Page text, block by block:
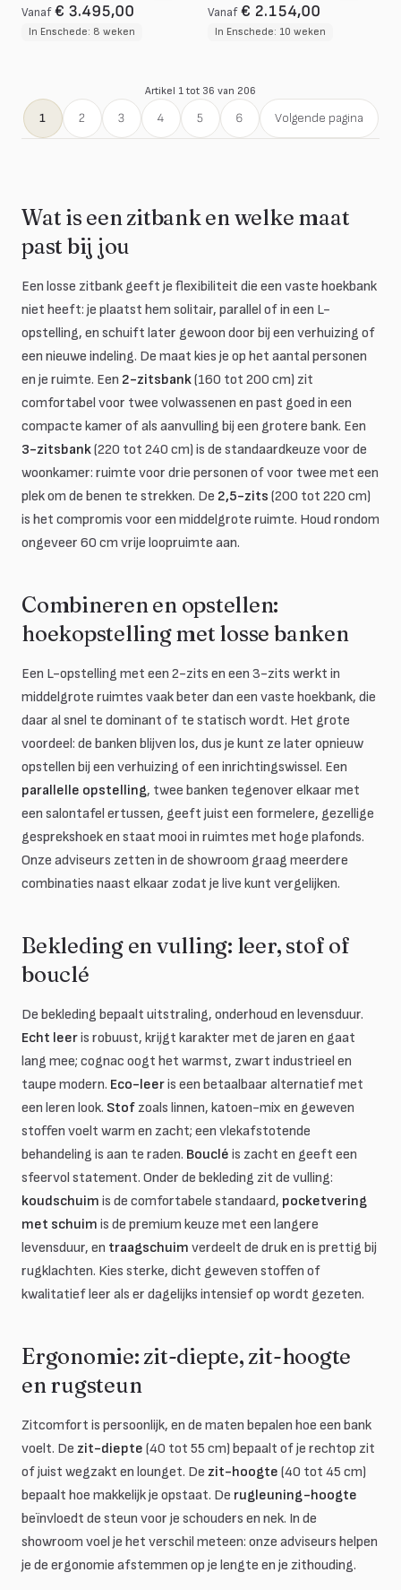
Vanaf € 3.495,00
In Enschede: 8 weken
Vanaf € 2.154,00
In Enschede: 10 weken
Artikel 1 tot 36 van 206
1 2 3 4 5 6 Volgende pagina
Wat is een zitbank en welke maat
past bij jou
Een losse zitbank geeft je flexibiliteit die een vaste hoekbank
niet heeft: je plaatst hem solitair, parallel of in een L-
opstelling, en schuift later gewoon door bij een verhuizing of
een nieuwe indeling. De maat kies je op het aantal personen
en je ruimte. Een 2-zitsbank(160 tot 200 cm) zit
comfortabel voor twee volwassenen en past goed in een
compacte kamer of als aanvulling bij een grotere bank. Een
3-zitsbank(220 tot 240 cm) is de standaardkeuze voor de
woonkamer: ruimte voor drie personen of voor twee met een
plek om de benen te strekken. De 2,5-zits (200 tot 220 cm)
is het compromis voor een middelgrote ruimte. Houd rondom
ongeveer 60 cm vrije loopruimte aan.
Combineren en opstellen:
hoekopstelling met losse banken
Een L-opstelling met een 2-zits en een 3-zits werkt in
middelgrote ruimtes vaak beter dan een vaste hoekbank, die
daar al snel te dominant of te statisch wordt. Het grote
voordeel: de banken blijven los, dus je kunt ze later opnieuw
opstellen bij een verhuizing of een inrichtingswissel. Een
parallelle opstelling, twee banken tegenover elkaar met
een salontafel ertussen, geeft juist een formelere, gezellige
gesprekshoek en staat mooi in ruimtes met hoge plafonds.
Onze adviseurs zetten in de showroom graag meerdere
combinaties naast elkaar zodat je live kunt vergelijken.
Bekleding en vulling: leer, stof of
bouclé
De bekleding bepaalt uitstraling, onderhoud en levensduur.
Echt leeris robuust, krijgt karakter met de jaren en gaat
lang mee; cognac oogt het warmst, zwart industrieel en
taupe modern. Eco-leeris een betaalbaar alternatief met
een leren look. Stofzoals linnen, katoen-mix en geweven
stoffen voelt warm en zacht; een vlekafstotende
behandeling is aan te raden. Bouclé is zacht en geeft een
sfeervol statement. Onder de bekleding zit de vulling:
koudschuim is de comfortabele standaard, pocketvering
met schuim is de premium keuze met een langere
levensduur, en traagschuim verdeelt de druk en is prettig bij
rugklachten. Kies sterke, dicht geweven stoffen of
kwalitatief leer als er dagelijks intensief op wordt gezeten.
Ergonomie: zit-diepte, zit-hoogte
en rugsteun
Zitcomfort is persoonlijk, en de maten bepalen hoe een bank
voelt. De zit-diepte (40 tot 55 cm) bepaalt of je rechtop zit
of juist wegzakt en lounget. De zit-hoogte (40 tot 45 cm)
bepaalt hoe makkelijk je opstaat. De rugleuning-hoogte
beïnvloedt de steun voor je schouders en nek. In de
showroom voel je het verschil meteen: onze adviseurs helpen
je de ergonomie afstemmen op je lengte en je zithouding.